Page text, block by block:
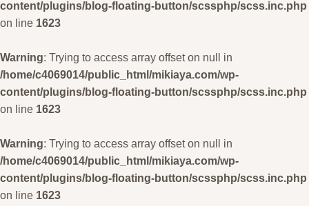
content/plugins/blog-floating-button/scssphp/scss.inc.php
on line 1623
Warning: Trying to access array offset on null in
/home/c4069014/public_html/mikiaya.com/wp-
content/plugins/blog-floating-button/scssphp/scss.inc.php
on line 1623
Warning: Trying to access array offset on null in
/home/c4069014/public_html/mikiaya.com/wp-
content/plugins/blog-floating-button/scssphp/scss.inc.php
on line 1623